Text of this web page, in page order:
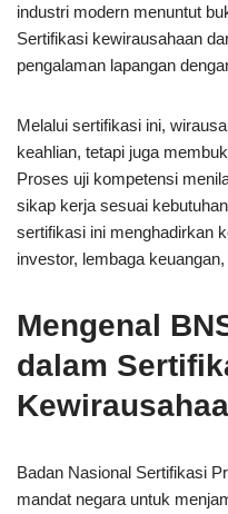
industri modern menuntut
Sertifikasi kewirausahaan
pengalaman lapangan
Melalui sertifikasi ini,
keahlian, tetapi juga
Proses uji kompetensi
sikap kerja sesuai
sertifikasi ini menghadirkan
investor, lembaga
Mengenal
dalam
Badan Nasional Sertifikasi
mandat negara untuk